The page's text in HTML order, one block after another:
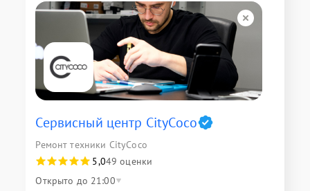
Сервисный центр CityCoco
Ремонт техники CityCoco
5,049 оценки
Открыто до 21:00